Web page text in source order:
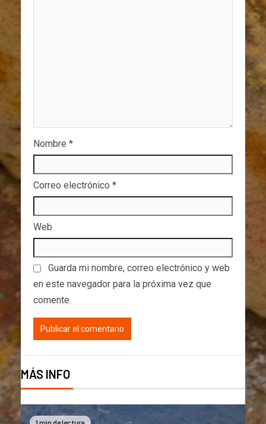
Nombre *
Correo electrónico *
Web
Guarda mi nombre, correo electrónico y web
en este navegador para la próxima vez que
comente.
MÁS INFO